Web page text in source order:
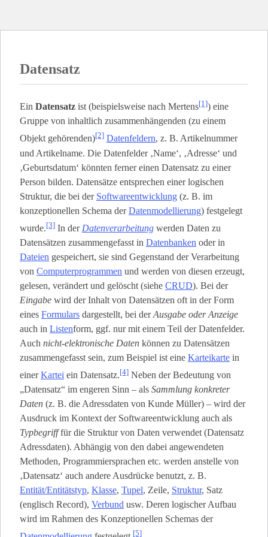
Datensatz
Ein Datensatz ist (beispielsweise nach Mertens[1]) eine
Gruppe von inhaltlich zusammenhängenden (zu einem
Objekt gehörenden)[2] Datenfeldern, z. B. Artikelnummer
und Artikelname. Die Datenfelder ‚Name‘, ‚Adresse‘ und
‚Geburtsdatum‘ könnten ferner einen Datensatz zu einer
Person bilden. Datensätze entsprechen einer logischen
Struktur, die bei der Softwareentwicklung (z. B. im
konzeptionellen Schema derDatenmodellierung) festgelegt
wurde.[3] In der Datenverarbeitung werden Daten zu
Datensätzen zusammengefasst in Datenbanken oder in
Dateien gespeichert, sie sind Gegenstand der Verarbeitung
von Computerprogrammen und werden von diesen erzeugt,
gelesen, verändert und gelöscht (siehe CRUD). Bei der
Eingabe wird der Inhalt von Datensätzen oft in der Form
eines Formulars dargestellt, bei derAusgabe oder Anzeige
auch in Listen­form, ggf. nur mit einem Teil der Datenfelder.
Auch nicht-elektronische Daten können zu Datensätzen
zusammengefasst sein, zum Beispiel ist eine Karteikarte in
einerKartei ein Datensatz.[4] Neben der Bedeutung von
„Datensatz“ im engeren Sinn – als Sammlung konkreter
Daten (z. B. die Adressdaten von Kunde Müller) – wird der
Ausdruck im Kontext der Softwareentwicklung auch als
Typbegrifffür die Struktur von Daten verwendet (Datensatz
Adressdaten). Abhängig von den dabei angewendeten
Methoden, Programmiersprachen etc. werden anstelle von
‚Datensatz‘ auch andere Ausdrücke benutzt, z. B.
Entität/Entitätstyp, Klasse, Tupel, Zeile, Struktur, Satz
(englisch Record), Verbund usw. Deren logischer Aufbau
wird im Rahmen des Konzeptionellen Schemas der
[5]